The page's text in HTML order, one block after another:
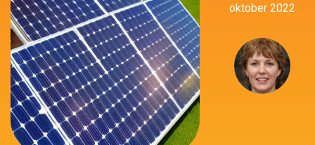
oktober 2022